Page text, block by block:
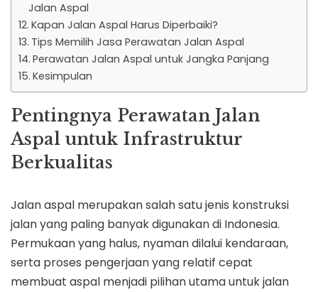
Jalan Aspal
Kapan Jalan Aspal Harus Diperbaiki?
Tips Memilih Jasa Perawatan Jalan Aspal
Perawatan Jalan Aspal untuk Jangka Panjang
Kesimpulan
Pentingnya Perawatan Jalan
Aspal untuk Infrastruktur
Berkualitas
Jalan aspal merupakan salah satu jenis konstruksi
jalan yang paling banyak digunakan di Indonesia.
Permukaan yang halus, nyaman dilalui kendaraan,
serta proses pengerjaan yang relatif cepat
membuat aspal menjadi pilihan utama untuk jalan